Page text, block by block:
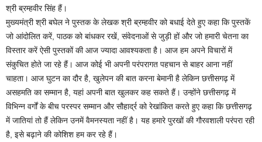
श्री ब्रम्हवीर सिंह हैं।
मुख्यमंत्री श्री बघेल ने पुस्तक के लेखक श्री ब्रम्हवीर को बधाई देते हुए कहा कि पुस्तकें
जो आंदोलित करें, पाठक को बांधकर रखें, संवेदनाओं से जुड़ी हों और जो हमारी चेतना का
विस्तार करें ऐसी पुस्तकों की आज ज्यादा आवश्यकता है। आज हम अपने विचारों में
संकुचित होते जा रहे हैं। आज कोई भी अपनी परंपरागत पहचान से बाहर आना नहीं
चाहता। आज घुटन का दौर है, खुलेपन की बात करना बेमानी है लेकिन छत्तीसगढ़ में
असहमति का सम्मान है, यहां अपनी बात खुलकर कह सकते हैं। उन्होंने छत्तीसगढ़ में
विभिन्न वर्गों के बीच परस्पर सम्मान और सौहार्द्र को रेखांकित करते हुए कहा कि छत्तीसगढ़
में जातियां तो हैं लेकिन उनमें वैमनस्यता नहीं है। यह हमारे पुरखों की गौरवशाली परंपरा रही
है, इसे बढ़ाने की कोशिश हम कर रहे हैं।